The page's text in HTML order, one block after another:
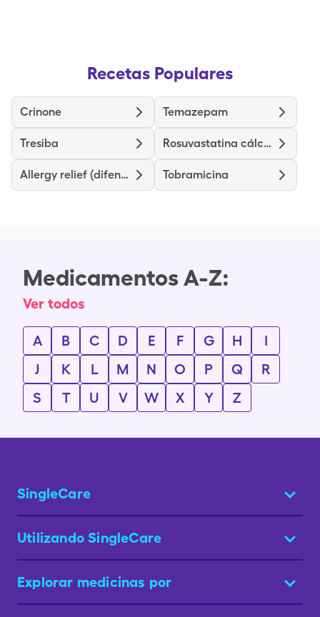
Recetas Populares
Crinone Temazepam
Tresiba Rosuvastatina cálcica
Allergy relief (difenhidramina) Tobramicina
Medicamentos A-Z:
Ver todos
A B C D E F G H
I
J
K L M N O P Q
R
S
T U V W X Y Z
SingleCare
Utilizando SingleCare
Explorar medicinas por